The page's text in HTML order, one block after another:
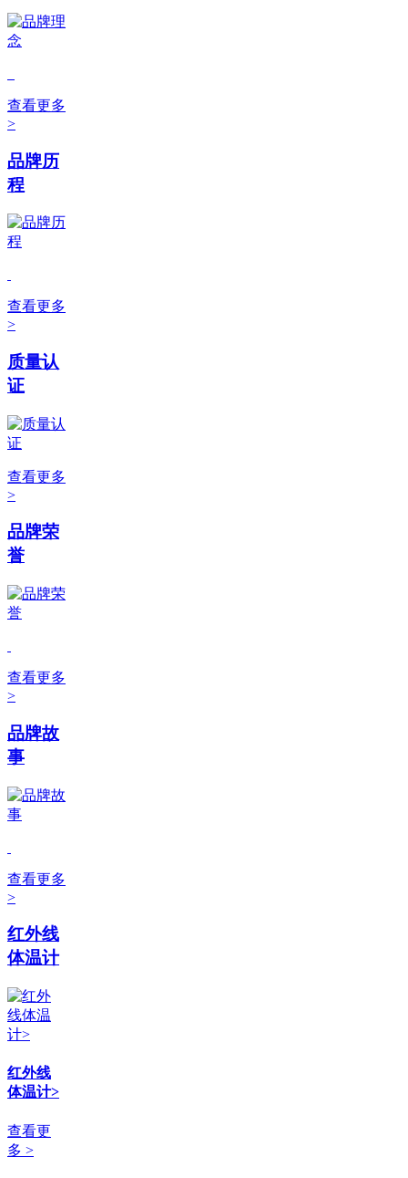
查看更多
>
品牌历
程
查看更多
>
质量认
证
查看更多
>
品牌荣
誉
查看更多
>
品牌故
事
查看更多
>
红外线
体温计
红外线
体温计>
查看更
多 >